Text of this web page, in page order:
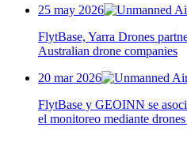
25 may 2026
FlytBase, Yarra Drones
Australian drone companies
20 mar 2026
FlytBase y GEOINN se
el monitoreo mediante